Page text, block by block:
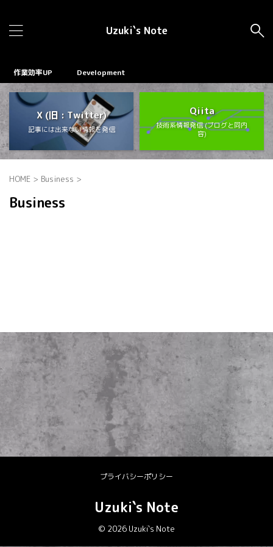
Uzuki`s Note
作業効率UP Development
X (旧 : Twitter)
記事には出来ない情報を発信
Qiita
技術系情報発信 (ブログと同内
容)
HOME > Business >
Business
プライバシーポリシー
Uzuki`s Note
© 2026 Uzuki`s Note